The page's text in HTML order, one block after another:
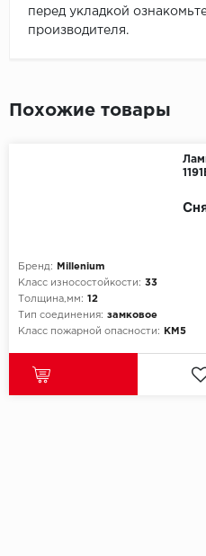
перед укладкой
производителя.
Похожие товары
Бренд:
Millenium
Класс износостойкости: 33
Толщина,мм: 12
Тип соединения: замковое
Класс пожарной опасности:
КМ5